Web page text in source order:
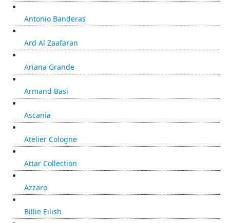
Antonio Banderas
Ard Al Zaafaran
Ariana Grande
Armand Basi
Ascania
Atelier Cologne
Attar Collection
Azzaro
Billie Eilish